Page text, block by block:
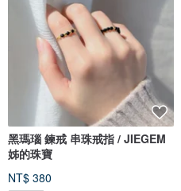
黑瑪瑙 鍊戒 串珠戒指 / JIEGEM
姊的珠寶
NT$ 380